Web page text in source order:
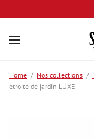
Home / Nos collections /
étroite de jardin LUXE